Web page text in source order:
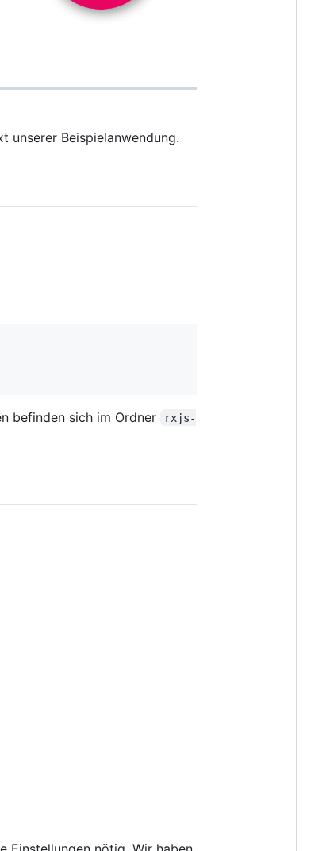
unserer Beispielanwendung.
befinden sich im Ordner
rxjs-